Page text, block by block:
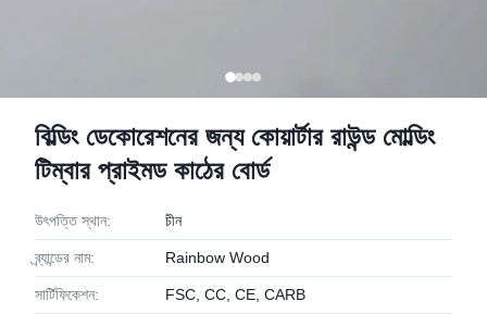
বিল্ডিং ডেকোরেশনের জন্য কোয়ার্টার রাউন্ড মোল্ডিং
টিম্বার প্রাইমড কাঠের বোর্ড
উৎপত্তি স্থান: চীন
ব্র্যান্ডের নাম: Rainbow Wood
সার্টিফিকেশন: FSC, CC, CE, CARB